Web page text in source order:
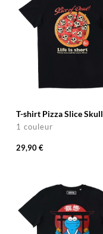
T-shirt Pizza Slice Skull
1 couleur
29,90 €